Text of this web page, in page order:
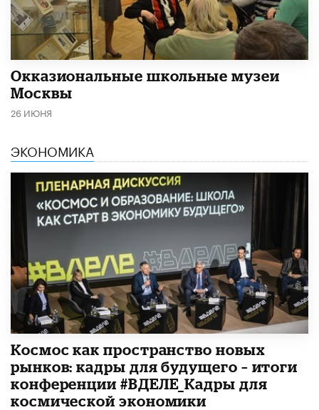
​Окказиональные школьные музеи
Москвы
26 ИЮНЯ
ЭКОНОМИКА
Космос как пространство новых
рынков: кадры для будущего – итоги
конференции #ВДЕЛЕ_Кадры для
космической экономики